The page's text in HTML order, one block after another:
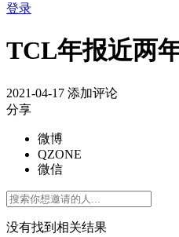
登录
TCL年报近两
2021-04-17 添加评论
分享
微博
QZONE
微信
没有找到相关结果